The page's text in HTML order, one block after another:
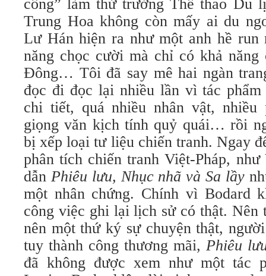
công” làm thứ trưởng Thể thao Du
Trung Hoa không còn mấy ai du
Lư Hán hiện ra như một anh hề
năng chọc cười mà chỉ có khả năng
Đông… Tôi đã say mê hai ngàn
đọc đi đọc lại nhiều lần vì tác phẩm
chi tiết, quá nhiều nhân vật,
giọng văn kịch tính quỷ quái… rồi
bị xếp loại tư liệu chiến tranh. Ngay
phân tích chiến tranh Việt-Pháp,
dẫn Phiêu lưu, Nhục nhã và Sa lầy
một nhân chứng. Chính vì Bodard
công việc ghi lại lịch sử có thật. Nên
nên một thứ ký sự chuyện thật,
tuy thành công thương mãi, Phiêu
đã không được xem như một tác